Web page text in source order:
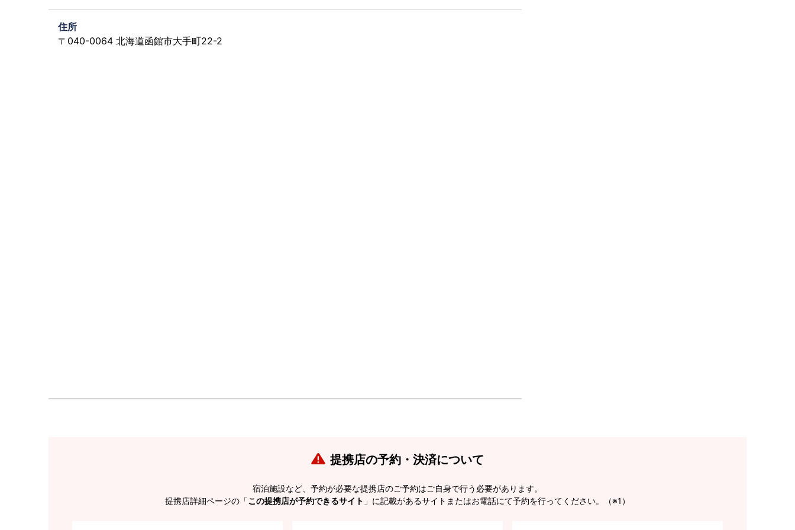
住所
〒040-0064 北海道函館市大手町22-2
提携店の予約・決済について
宿泊施設など、予約が必要な提携店のご予約はご自身で行う必要があります。
提携店詳細ページの「この提携店が予約できるサイト 」に記載があるサイトまたはお電話にて予約を行ってください。（※1）